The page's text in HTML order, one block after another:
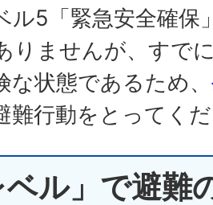
ル5「緊急安全確保
りませんが、すで
な状態であるため、
難行動をとってく
ベル」で避難